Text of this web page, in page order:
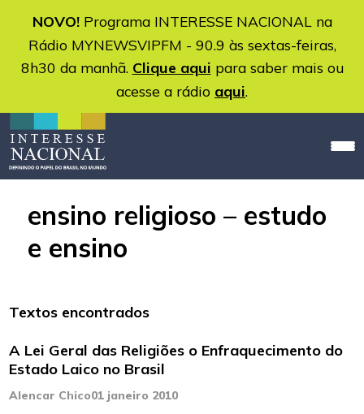
NOVO!Programa INTERESSE NACIONAL na
Rádio MYNEWSVIPFM - 90.9 às sextas-feiras,
8h30 da manhã. Clique aqui para saber mais ou
acesse a rádio aqui.
ensino religioso – estudo
e ensino
Textos encontrados
A Lei Geral das Religiões o Enfraquecimento do
Estado Laico no Brasil
Alencar Chico01 janeiro 2010